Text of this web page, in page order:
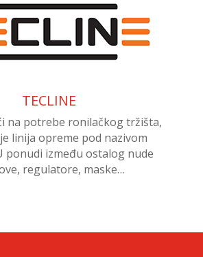
TECLINE
na potrebe ronilačkog tržišta,
linija opreme pod nazivom
ponudi između ostalog nude
regulatore, maske…